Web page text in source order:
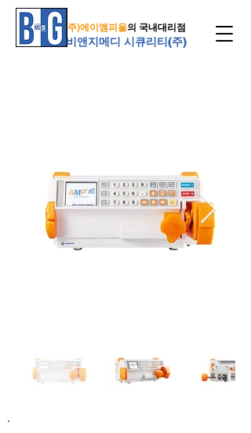
주)에이엠피올의 국내대리점
비앤지메디 시큐리티(주)